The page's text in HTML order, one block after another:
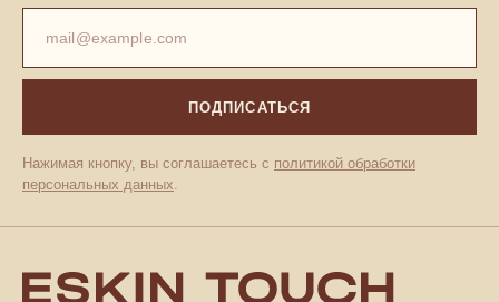
ПОДПИСАТЬСЯ
Нажимая кнопку, вы соглашаетесь с политикой обработки
персональных данных.